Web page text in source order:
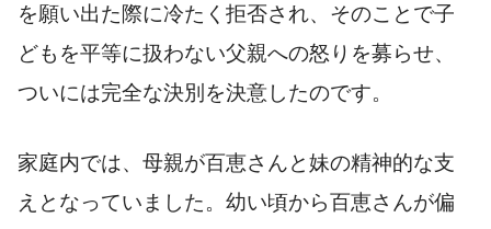
を願い出た際に冷たく拒否され、そのことで子
どもを平等に扱わない父親への怒りを募らせ、
ついには完全な決別を決意したのです。
家庭内では、母親が百恵さんと妹の精神的な支
えとなっていました。幼い頃から百恵さんが偏